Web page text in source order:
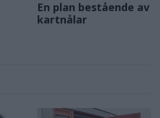
En plan bestående av
kartnålar